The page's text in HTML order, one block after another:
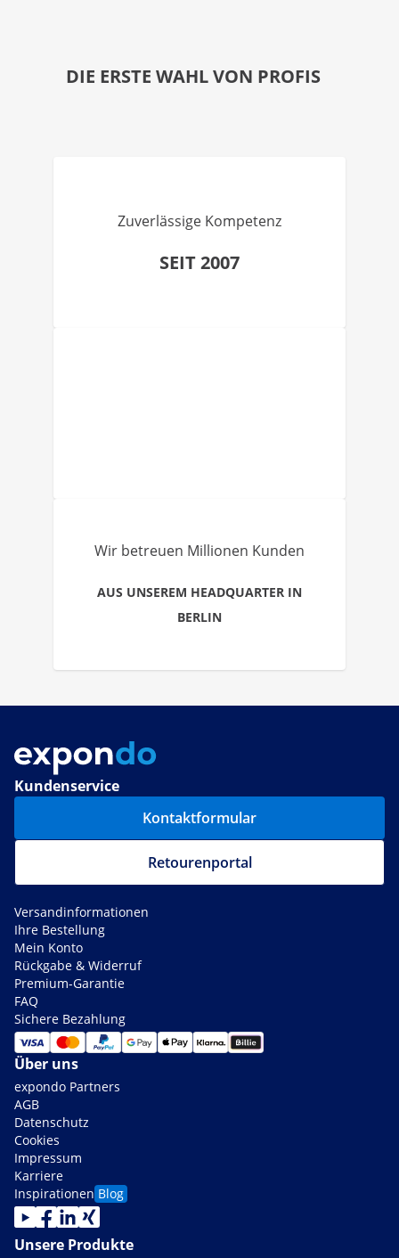
DIE ERSTE WAHL VON PROFIS
Zuverlässige Kompetenz
SEIT 2007
Wir betreuen Millionen Kunden
AUS UNSEREM HEADQUARTER IN
BERLIN
Kundenservice
Kontaktformular
Retourenportal
Versandinformationen
Ihre Bestellung
Mein Konto
Rückgabe & Widerruf
Premium-Garantie
FAQ
Sichere Bezahlung
Über uns
expondo Partners
AGB
Datenschutz
Cookies
Impressum
Karriere
Inspirationen Blog
Unsere Produkte